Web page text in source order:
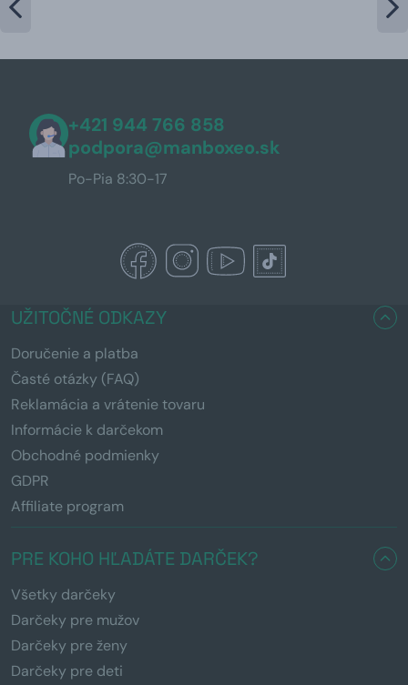
+421 944 766 858
podpora@manboxeo.sk
Po-Pia 8:30-17
UŽITOČNÉ ODKAZY
Doručenie a platba
Časté otázky (FAQ)
Reklamácia a vrátenie tovaru
Informácie k darčekom
Obchodné podmienky
GDPR
Affiliate program
PRE KOHO HĽADÁTE DARČEK?
Všetky darčeky
Darčeky pre mužov
Darčeky pre ženy
Darčeky pre deti